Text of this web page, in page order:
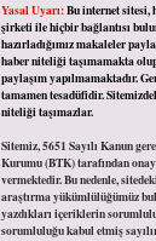
Yasal Uyarı:Bu internet sitesi,
şirketi ile hiçbir bağlantısı
hazırladığımız makaleler
haber niteliği taşımamakta
paylaşım yapılmamaktadır.
tamamen tesadüfidir.
niteliği taşımazlar.
Sitemiz, 5651 Sayılı Kanun
Kurumu (BTK) tarafından
vermektedir. Bu nedenle,
araştırma yükümlülüğümüz
yazdıkları içeriklerin
sorumluluğu kabul etmiş